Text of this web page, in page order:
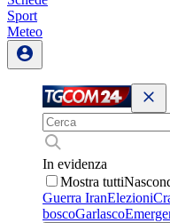
Sport
Meteo
In evidenza
Mostra tutti
Guerra IranElezioni
boscoGarlasco